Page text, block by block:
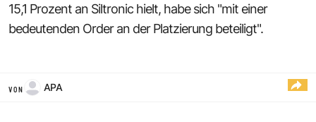
15,1 Prozent an Siltronic hielt, habe sich "mit einer
bedeutenden Order an der Platzierung beteiligt".
VON APA